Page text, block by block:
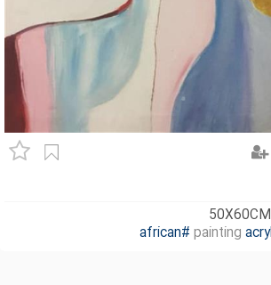
50X60CM
#african